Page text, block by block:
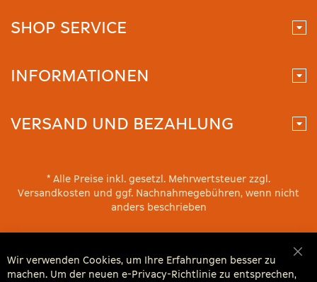
SHOP SERVICE
INFORMATIONEN
VERSAND UND BEZAHLUNG
* Alle Preise inkl. gesetzl. Mehrwertsteuer zzgl.
Versandkosten und ggf. Nachnahmegebühren, wenn nicht
anders beschrieben
Wir verwenden Cookies, um Ihre Erfahrungen besser zu
machen. Um der neuen e-Privacy-Richtlinie zu entsprechen,